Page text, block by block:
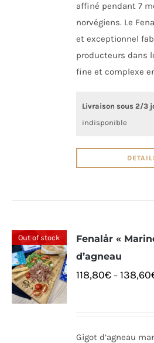
affiné pendant 7
norvégiens. Le
et exceptionnel
producteurs dans
fine et complexe
Livraison sous 2/3
indisponible
Out of stock
Fenalår «
d’agneau
118,80€ –138,60
Gigot d’agneau